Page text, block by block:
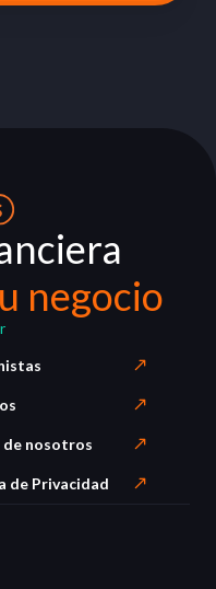
negocio
de nosotros
de Privacidad